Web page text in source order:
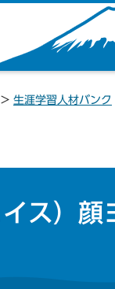
> 生涯学習人材バンク
ス）